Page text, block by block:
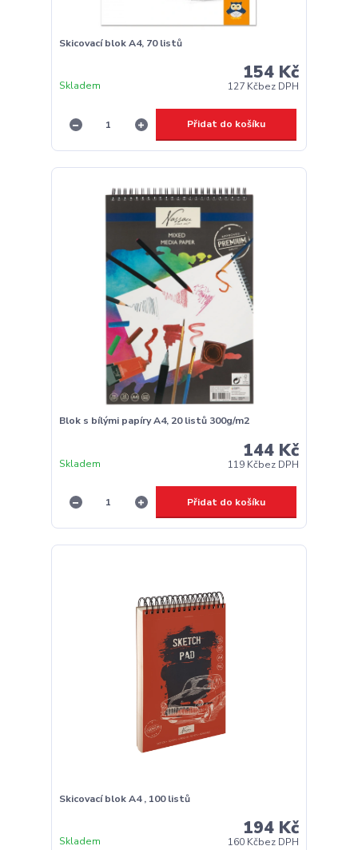
Skicovací blok A4, 70 listů
154 Kč
127 Kčbez DPH
Skladem
Přidat do košíku
Blok s bílými papíry A4, 20 listů 300g/m2
144 Kč
119 Kčbez DPH
Skladem
Přidat do košíku
Skicovací blok A4 , 100 listů
194 Kč
160 Kčbez DPH
Skladem